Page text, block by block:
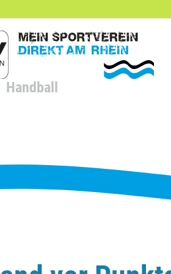
Handball